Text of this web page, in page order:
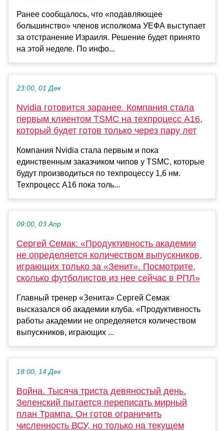
Ранее сообщалось, что «подавляющее
большинство» членов исполкома УЕФА выступает
за отстранение Израиля. Решение будет принято
на этой неделе. По инфо...
23:00, 01 Дек
Nvidia готовится заранее. Компания стала
первым клиентом TSMC на техпроцесс A16,
который будет готов только через пару лет
Компания Nvidia стала первым и пока
единственным заказчиком чипов у TSMC, которые
будут производиться по техпроцессу 1,6 нм.
Техпроцесс A16 пока толь...
09:00, 03 Апр
Сергей Семак: «Продуктивность академии
не определяется количеством выпускников,
играющих только за «Зенит». Посмотрите,
сколько футболистов из нее сейчас в РПЛ»
Главный тренер «Зенита» Сергей Семак
высказался об академии клуба. «Продуктивность
работы академии не определяется количеством
выпускников, играющих ...
18:00, 14 Дек
Война. Тысяча триста девяностый день.
Зеленский пытается переписать мирный
план Трампа. Он готов ограничить
численность ВСУ, но только на текущем